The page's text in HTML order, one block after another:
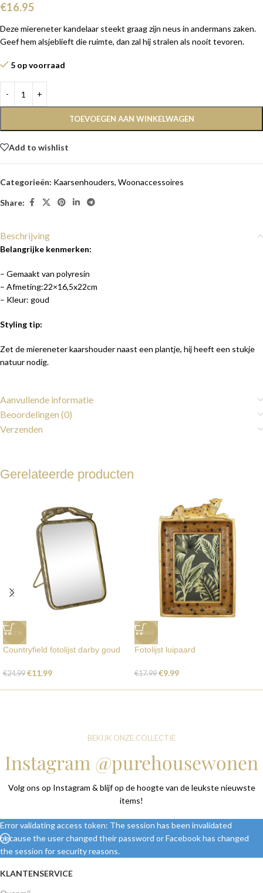
€16.95
Deze miereneter kandelaar steekt graag zijn neus in andermans zaken.
Geef hem alsjeblieft die ruimte, dan zal hij stralen als nooit tevoren.
5 op voorraad
TOEVOEGEN AAN WINKELWAGEN
Add to wishlist
Categorieën: Kaarsenhouders, Woonaccessoires
Share:
Beschrijving
Belangrijke kenmerken:
– Gemaakt van polyresin
– Afmeting:22×16,5x22cm
– Kleur: goud
Styling tip:
Zet de miereneter kaarshouder naast een plantje, hij heeft een stukje
natuur nodig.
Aanvullende informatie
Beoordelingen (0)
Verzenden
Gerelateerde producten
-52%
Countryfield fotolijst darby goud
€24.99 €11.99
-44%
Fotolijst luipaard
€17.99 €9.99
BEKIJK ONZE COLLECTIE
Instagram @purehousewonen
Volg ons op Instagram & blijf op de hoogte van de leukste nieuwste
items!
Error validating access token: The session has been invalidated
because the user changed their password or Facebook has changed
the session for security reasons.
KLANTENSERVICE